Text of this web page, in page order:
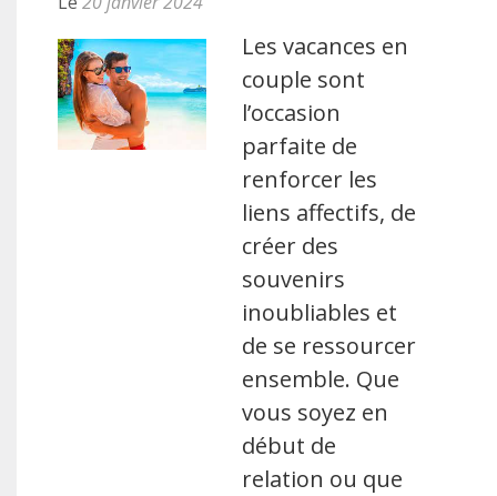
Les vacances en
couple sont
l’occasion
parfaite de
renforcer les
liens affectifs, de
créer des
souvenirs
inoubliables et
de se ressourcer
ensemble. Que
vous soyez en
début de
relation ou que